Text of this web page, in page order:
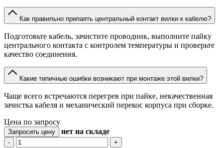
Как правильно припаять центральный контакт вилки к кабелю?
Подготовьте кабель, зачистите проводник, выполните пайку
центрального контакта с контролем температуры и проверьте
качество соединения.
Какие типичные ошибки возникают при монтаже этой вилки?
Чаще всего встречаются перегрев при пайке, некачественная
зачистка кабеля и механический перекос корпуса при сборке.
Цена по запросу
Запросить цену нет на складе
- +